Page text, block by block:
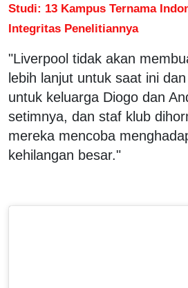
Studi: 13 Kampus Ternama
Integritas Penelitiannya
"Liverpool tidak akan
lebih lanjut untuk saat ini
untuk keluarga Diogo dan
setimnya, dan staf klub
mereka mencoba
kehilangan besar."